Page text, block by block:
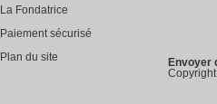
La Fondatrice
Paiement sécurisé
Plan du site
Envoyer